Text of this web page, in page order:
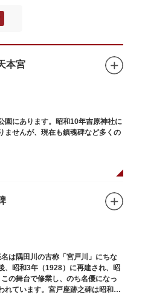
本宮
園にあります。昭和10年吉原神社に
ませんが、現在も鎮魂碑など多くの
は隅田川の古称「宮戸川」にちな
、昭和3年（1928）に再建され、昭
の舞台で修業し、のち名優になっ
れています。宮戸座跡之碑は昭和53